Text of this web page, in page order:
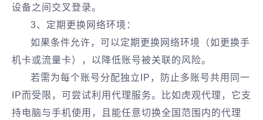
设备之间交叉登录。
3、定期更换网络环境‌：
如果条件允许，可以定期更换网络环境（如更换手
机卡或流量卡），以降低账号被关联的风险。
若需为每个账号分配独立IP，防止多账号共用同一
IP而受限，可尝试利用代理服务。比如虎观代理，它支
持电脑与手机使用，且能任意切换全国范围内的代理